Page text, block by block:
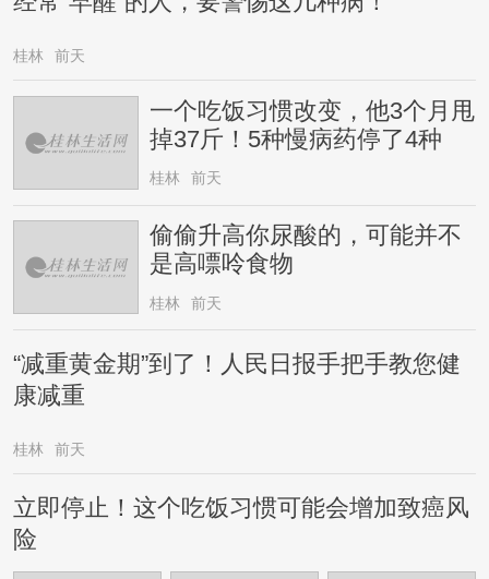
桂林 前天
一个吃饭习惯改变，他3个月甩
掉37斤！5种慢病药停了4种
桂林 前天
偷偷升高你尿酸的，可能并不
是高嘌呤食物
桂林 前天
“减重黄金期”到了！人民日报手把手教您健
康减重
桂林 前天
立即停止！这个吃饭习惯可能会增加致癌风
险